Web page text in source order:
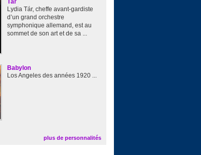
Tár
Lydia Tár, cheffe avant-gardiste
d’un grand orchestre
symphonique allemand, est au
sommet de son art et de sa ...
Babylon
Los Angeles des années 1920 ...
plus de personnalités